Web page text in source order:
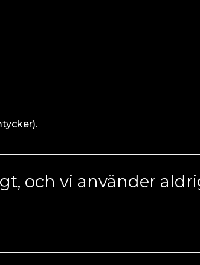
och vi använder